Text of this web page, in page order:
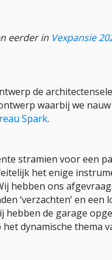
eerder in Vexpansie
de
waarbij we
Spark.
stramien voor een
het enige
hebben ons
‘verzachten’ en een
hebben de garage
dynamische thema